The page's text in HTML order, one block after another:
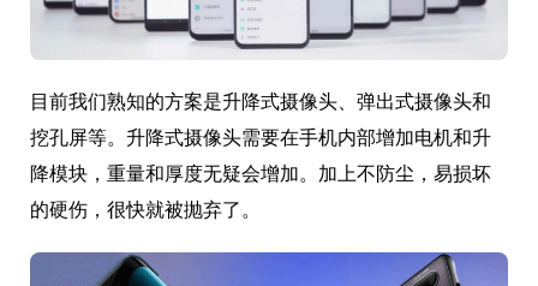
目前我们熟知的方案是升降式摄像头、弹出式摄像头和
挖孔屏等。升降式摄像头需要在手机内部增加电机和升
降模块，重量和厚度无疑会增加。加上不防尘，易损坏
的硬伤，很快就被抛弃了。